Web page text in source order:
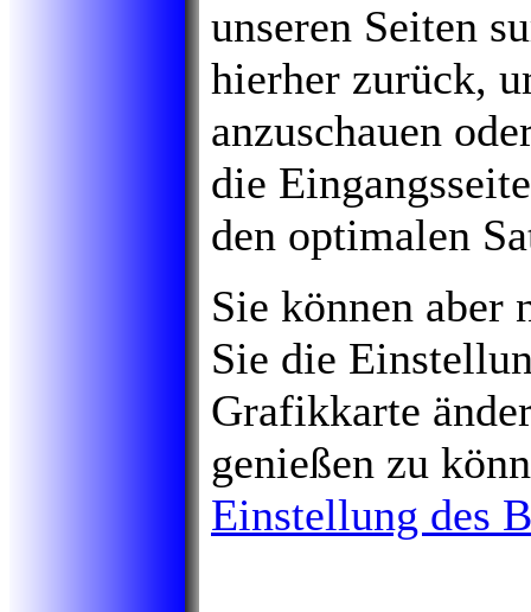
unseren Seiten
hierher zurück,
anzuschauen
die
den optimalen
Sie können aber
Sie die
Grafikkarte
genießen zu
Einstellung des